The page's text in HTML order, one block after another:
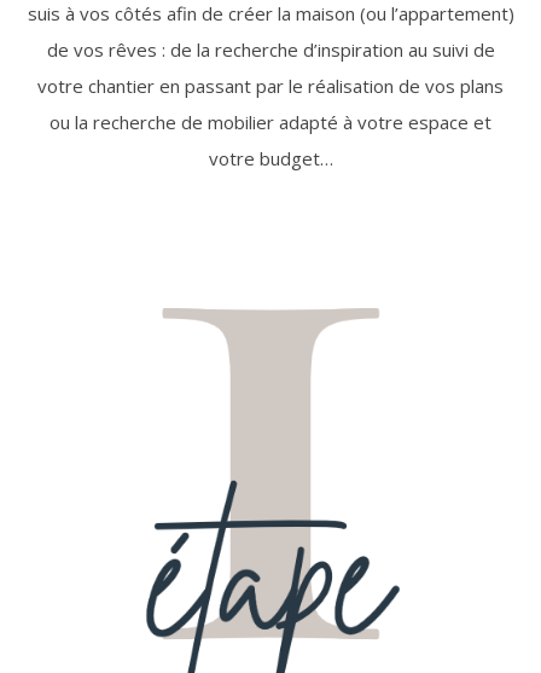
suis à vos côtés afin de créer la maison (ou l’appartement)
de vos rêves : de la recherche d’inspiration au suivi de
votre chantier en passant par le réalisation de vos plans
ou la recherche de mobilier adapté à votre espace et
votre budget…